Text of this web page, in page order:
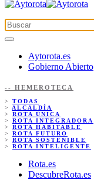
Aytorota.es
Gobierno Abierto
-- HEMEROTECA
> TODAS
> ALCALDÍA
> ROTA ÚNICA
> ROTA INTEGRADORA
> ROTA HABITABLE
> ROTA FUTURO
> ROTA SOSTENIBLE
> ROTA INTELIGENTE
Rota.es
DescubreRota.es